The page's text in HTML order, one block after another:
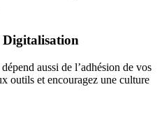
aussi de l’adhésion de vos
outils et encouragez une culture